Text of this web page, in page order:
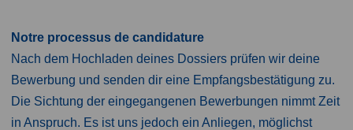
Notre processus de candidature
Nach dem Hochladen deines Dossiers prüfen wir deine
Bewerbung und senden dir eine Empfangsbestätigung zu.
Die Sichtung der eingegangenen Bewerbungen nimmt Zeit
in Anspruch. Es ist uns jedoch ein Anliegen, möglichst